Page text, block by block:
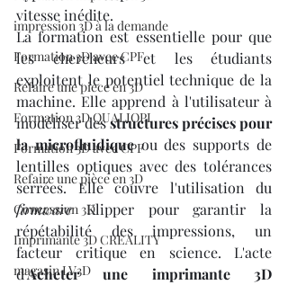
impression 3D à la demande
Formation 3D avec CPF
Refaire une piece en 3D
Formation 3D QUALIOPI
Formation 3D avec CPF
Refaire une pièce en 3D
Concession 3D
Imprimante 3D CREALITY
magasin LV3D
vitesse inédite.
La formation est essentielle pour que
les chercheurs et les étudiants
exploitent le potentiel technique de la
machine. Elle apprend à l'utilisateur à
modéliser des structures précises pour
la microfluidique ou des supports de
lentilles optiques avec des tolérances
firmware Klipper pour garantir la
répétabilité des impressions, un
facteur critique en science. L'acte
d'Acheter une imprimante 3D